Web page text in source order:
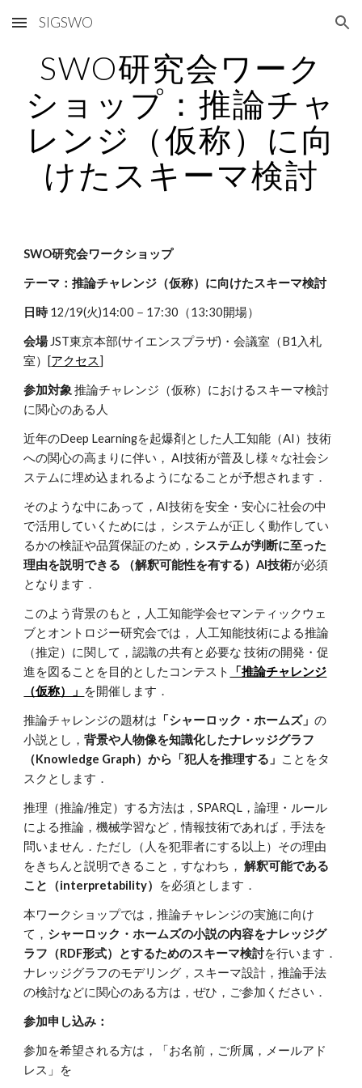
Skip to main content Skip to navigation
SIGSWO
SWO研究会ワーク
ショップ：推論チャ
レンジ（仮称）に向
けたスキーマ検討
SWO研究会ワークショップ
テーマ：推論チャレンジ（仮称）に向けたスキーマ検討
日時 12/19(火)14:00－17:30（13:30開場）
会場 JST東京本部(サイエンスプラザ)・会議室（B1入札
室）[アクセス]
参加対象 推論チャレンジ（仮称）におけるスキーマ検討
に関心のある人
近年のDeep Learningを起爆剤とした人工知能（AI）技術
への関心の高まりに伴い， AI技術が普及し様々な社会シ
ステムに埋め込まれるようになることが予想されます．
そのような中にあって，AI技術を安全・安心に社会の中
で活用していくためには， システムが正しく動作してい
るかの検証や品質保証のため， システムが判断に至った
理由を説明できる （解釈可能性を有する）AI技術が必須
となります．
このよう背景のもと，人工知能学会セマンティックウェ
ブとオントロジー研究会では， 人工知能技術による推論
（推定）に関して，認識の共有と必要な 技術の開発・促
進を図ることを目的としたコンテスト
「推論チャレンジ
（仮称）」 を開催します．
推論チャレンジの題材は 「シャーロック・ホームズ」の
小説とし，背景や人物像を知識化したナレッジグラフ
（Knowledge Graph）から「犯人を推理する」 ことをタ
スクとします．
推理（推論/推定）する方法は，SPARQL，論理・ルール
による推論，機械学習など，情報技術であれば，手法を
問いません．ただし（人を犯罪者にする以上）その理由
をきちんと説明できること，すなわち，解釈可能である
こと（interpretability） を必須とします．
本ワークショップでは，推論チャレンジの実施に向け
て， シャーロック・ホームズの小説の内容をナレッジグ
ラフ（RDF形式）とするためのスキーマ検討を行います．
ナレッジグラフのモデリング，スキーマ設計，推論手法
の検討などに関心のある方は，ぜひ，ご参加ください．
参加申し込み：
参加を希望される方は，「お名前，ご所属，メールアド
レス」を